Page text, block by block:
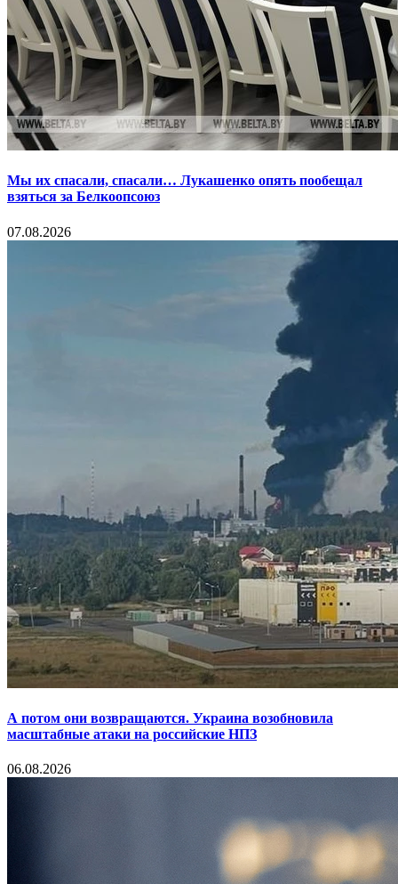
Мы их спасали, спасали… Лукашенко опять пообещал
взяться за Белкоопсоюз
07.08.2026
А потом они возвращаются. Украина возобновила
масштабные атаки на российские НПЗ
06.08.2026